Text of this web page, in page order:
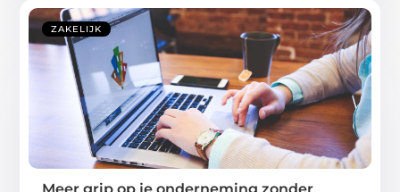
ZAKELIJK